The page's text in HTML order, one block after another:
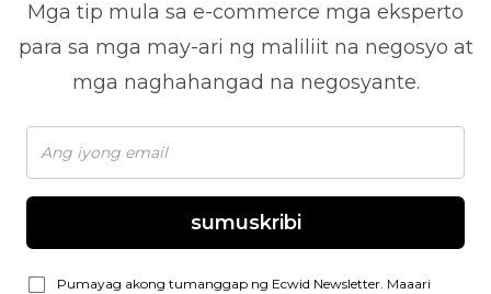
Mga tip mula sa e-commerce mga eksperto
para sa mga may-ari ng maliliit na negosyo at
mga naghahangad na negosyante.
sumuskribi
Pumayag akong tumanggap ng Ecwid Newsletter. Maaari